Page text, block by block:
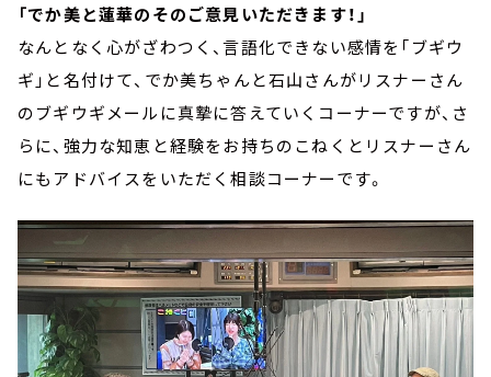
「でか美と蓮華のそのご意見いただきます！」
なんとなく心がざわつく、言語化できない感情を「ブギウ
ギ」と名付けて、でか美ちゃんと石山さんがリスナーさん
のブギウギメールに真摯に答えていくコーナーですが、さ
らに、強力な知恵と経験をお持ちのこねくとリスナーさん
にもアドバイスをいただく相談コーナーです。